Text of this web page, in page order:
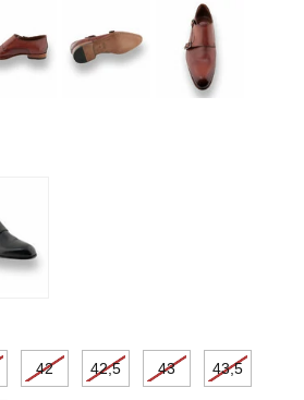
42 42,5 43 43,5